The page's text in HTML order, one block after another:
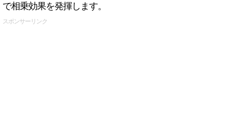
で相乗効果を発揮します。
スポンサーリンク